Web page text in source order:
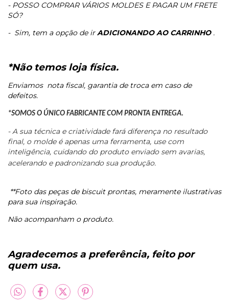
- POSSO COMPRAR VÁRIOS MOLDES E PAGAR UM FRETE
SÓ?
- Sim, tem a opção de irADICIONANDO AO CARRINHO.
*Não temos loja física.
Enviamos nota fiscal, garantia de troca em caso de
defeitos.
*SOMOS O ÚNICO FABRICANTE COM PRONTA ENTREGA.
- A sua técnica e criatividade fará diferença no resultado
final, o molde é apenas uma ferramenta, use com
inteligência, cuidando do produto enviado sem avarias,
acelerando e padronizando sua produção.
**Foto das peças de biscuit prontas, meramente ilustrativas
para sua inspiração.
Não acompanham o produto.
Agradecemos a preferência, feito por
quem usa.